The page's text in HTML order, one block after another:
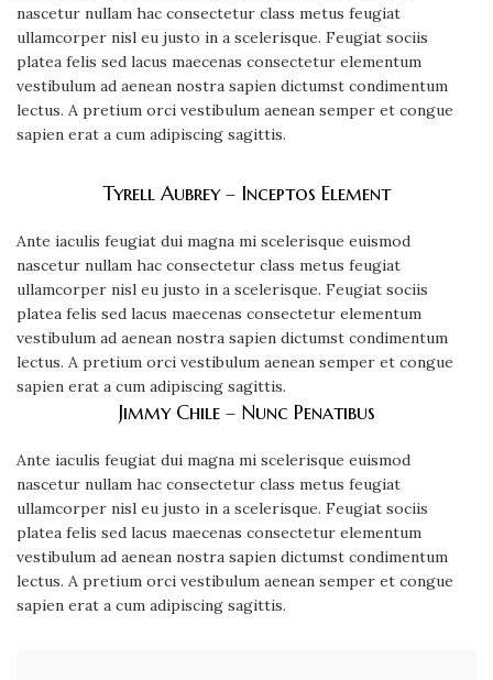
nascetur nullam hac consectetur class metus feugiat
ullamcorper nisl eu justo in a scelerisque. Feugiat sociis
platea felis sed lacus maecenas consectetur elementum
vestibulum ad aenean nostra sapien dictumst condimentum
lectus. A pretium orci vestibulum aenean semper et congue
sapien erat a cum adipiscing sagittis.
Tyrell Aubrey – Inceptos Element
Ante iaculis feugiat dui magna mi scelerisque euismod
nascetur nullam hac consectetur class metus feugiat
ullamcorper nisl eu justo in a scelerisque. Feugiat sociis
platea felis sed lacus maecenas consectetur elementum
vestibulum ad aenean nostra sapien dictumst condimentum
lectus. A pretium orci vestibulum aenean semper et congue
sapien erat a cum adipiscing sagittis.
Jimmy Chile – Nunc Penatibus
Ante iaculis feugiat dui magna mi scelerisque euismod
nascetur nullam hac consectetur class metus feugiat
ullamcorper nisl eu justo in a scelerisque. Feugiat sociis
platea felis sed lacus maecenas consectetur elementum
vestibulum ad aenean nostra sapien dictumst condimentum
lectus. A pretium orci vestibulum aenean semper et congue
sapien erat a cum adipiscing sagittis.